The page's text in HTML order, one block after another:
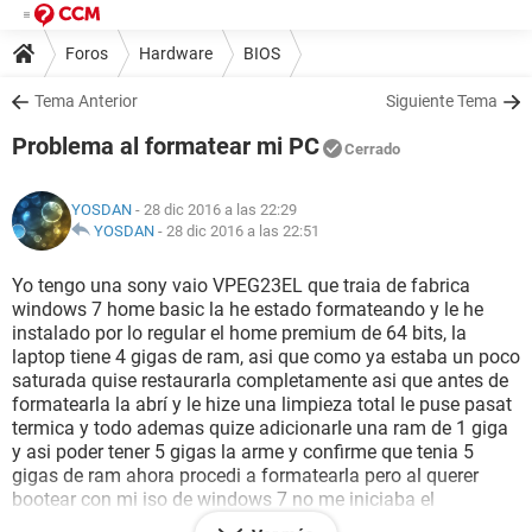
Foros Hardware BIOS
Tema Anterior Siguiente Tema
Problema al formatear mi PC Cerrado
YOSDAN - 28 dic 2016 a las 22:29
YOSDAN - 28 dic 2016 a las 22:51
Yo tengo una sony vaio VPEG23EL que traia de fabrica
windows 7 home basic la he estado formateando y le he
instalado por lo regular el home premium de 64 bits, la
laptop tiene 4 gigas de ram, asi que como ya estaba un poco
saturada quise restaurarla completamente asi que antes de
formatearla la abrí y le hize una limpieza total le puse pasat
termica y todo ademas quize adicionarle una ram de 1 giga
y asi poder tener 5 gigas la arme y confirme que tenia 5
gigas de ram ahora procedi a formatearla pero al querer
bootear con mi iso de windows 7 no me iniciaba el
instalador y se trababa la laptop completa en starting